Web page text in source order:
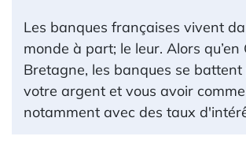
Les banques françaises vivent
monde à part; le leur. Alors qu’en
Bretagne, les banques se
votre argent et vous avoir
notamment avec des taux